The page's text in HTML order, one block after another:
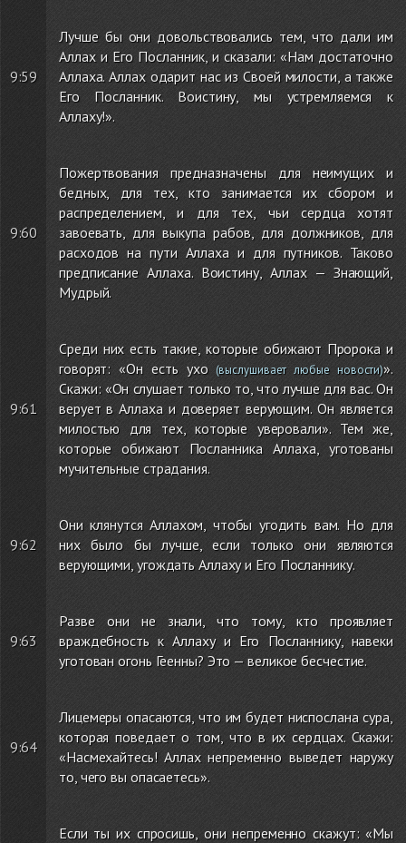
9:59
Лучше бы они довольствовались тем, что дали им
Аллах и Его Посланник, и сказали: «Нам достаточно
Аллаха. Аллах одарит нас из Своей милости, а также
Его Посланник. Воистину, мы устремляемся к
Аллаху!».
9:60
Пожертвования предназначены для неимущих и
бедных, для тех, кто занимается их сбором и
распределением, и для тех, чьи сердца хотят
завоевать, для выкупа рабов, для должников, для
расходов на пути Аллаха и для путников. Таково
предписание Аллаха. Воистину, Аллах — Знающий,
Мудрый.
9:61
Среди них есть такие, которые обижают Пророка и
говорят: «Он есть ухо(выслушивает любые новости)».
Скажи: «Он слушает только то, что лучше для вас. Он
верует в Аллаха и доверяет верующим. Он является
милостью для тех, которые уверовали». Тем же,
которые обижают Посланника Аллаха, уготованы
мучительные страдания.
9:62
Они клянутся Аллахом, чтобы угодить вам. Но для
них было бы лучше, если только они являются
верующими, угождать Аллаху и Его Посланнику.
9:63
Разве они не знали, что тому, кто проявляет
враждебность к Аллаху и Его Посланнику, навеки
уготован огонь Геенны? Это — великое бесчестие.
9:64
Лицемеры опасаются, что им будет ниспослана сура,
которая поведает о том, что в их сердцах. Скажи:
«Насмехайтесь! Аллах непременно выведет наружу
то, чего вы опасаетесь».
Если ты их спросишь, они непременно скажут: «Мы